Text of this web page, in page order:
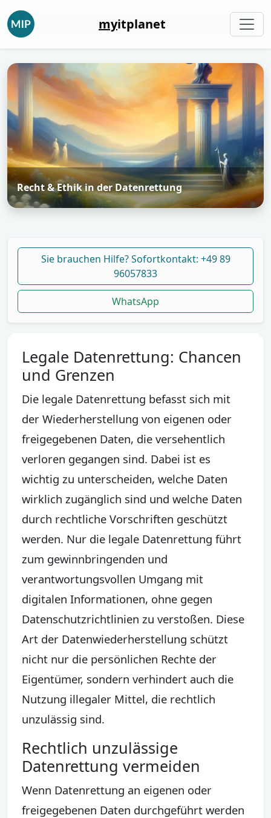
myitplanet
Recht & Ethik in der Datenrettung
Sie brauchen Hilfe? Sofortkontakt: +49 89
96057833
WhatsApp
Legale Datenrettung: Chancen
und Grenzen
Die legale Datenrettung befasst sich mit
der Wiederherstellung von eigenen oder
freigegebenen Daten, die versehentlich
verloren gegangen sind. Dabei ist es
wichtig zu unterscheiden, welche Daten
wirklich zugänglich sind und welche Daten
durch rechtliche Vorschriften geschützt
werden. Nur die legale Datenrettung führt
zum gewinnbringenden und
verantwortungsvollen Umgang mit
digitalen Informationen, ohne gegen
Datenschutzrichtlinien zu verstoßen. Diese
Art der Datenwiederherstellung schützt
nicht nur die persönlichen Rechte der
Eigentümer, sondern verhindert auch die
Nutzung illegaler Mittel, die rechtlich
unzulässig sind.
Rechtlich unzulässige
Datenrettung vermeiden
Wenn Datenrettung an eigenen oder
freigegebenen Daten durchgeführt werden